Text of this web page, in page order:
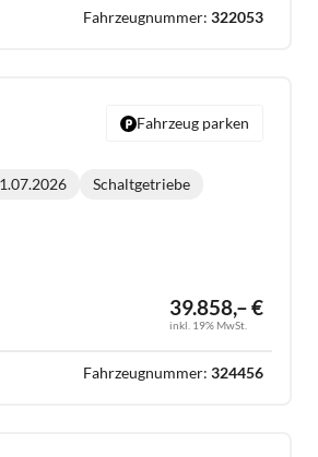
Fahrzeugnummer: 322053
39.858,– €
inkl. 19% MwSt.
Getriebe:
Schaltgetriebe
Fahrzeug parken
Fahrzeugnummer: 324456